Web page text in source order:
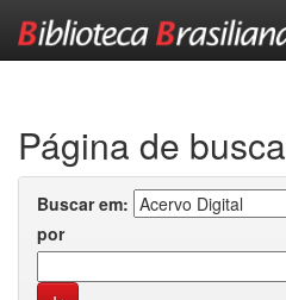
Página de busca
Buscar em:
por